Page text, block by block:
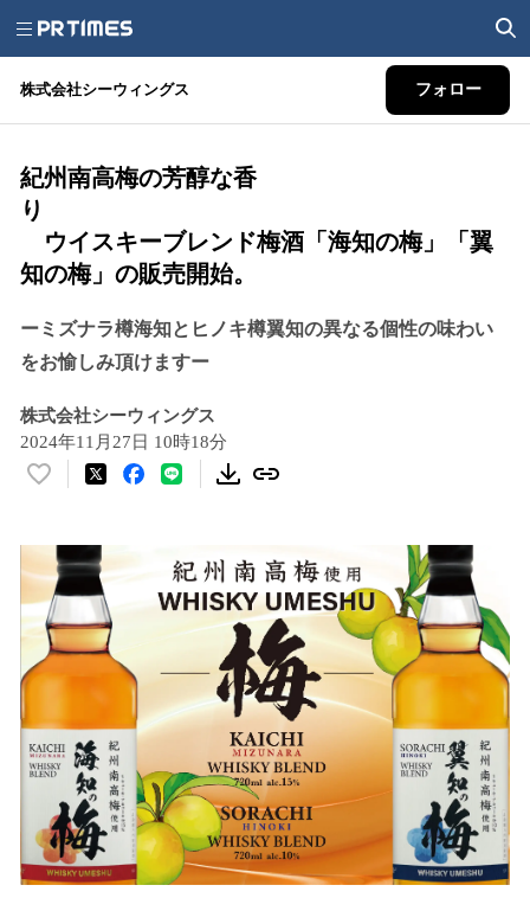
株式会社シーウィングス フォロー
紀州南高梅の芳醇な香
り
ウイスキーブレンド梅酒「海知の梅」「翼
知の梅」の販売開始。
ーミズナラ樽海知とヒノキ樽翼知の異なる個性の味わい
をお愉しみ頂けますー
株式会社シーウィングス
2024年11月27日 10時18分
い
！
数
を
読
み
込
中
で
す